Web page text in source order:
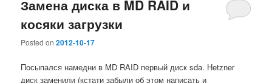
Замена диска в MD RAID и
косяки загрузки
Posted on2012-10-17
Посыпался намедни в MD RAID первый диск sda. Hetzner
диск заменили (кстати забыли об этом написать и